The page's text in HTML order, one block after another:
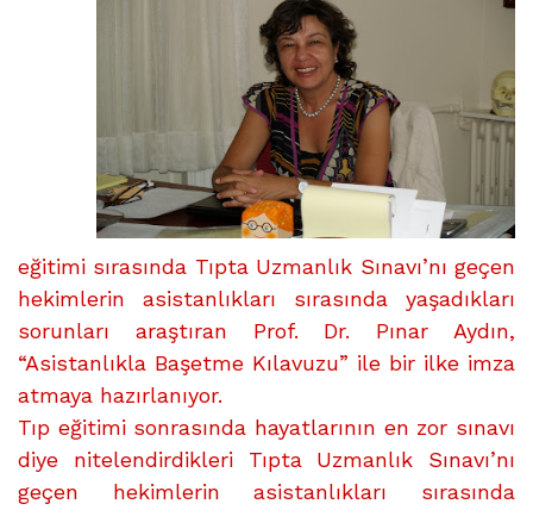
eğitimi sırasında Tıpta Uzmanlık Sınavı’nı geçen
hekimlerin asistanlıkları sırasında yaşadıkları
sorunları araştıran Prof. Dr. Pınar Aydın,
“Asistanlıkla Başetme Kılavuzu” ile bir ilke imza
atmaya hazırlanıyor.
Tıp eğitimi sonrasında hayatlarının en zor sınavı
diye nitelendirdikleri Tıpta Uzmanlık Sınavı’nı
geçen hekimlerin asistanlıkları sırasında